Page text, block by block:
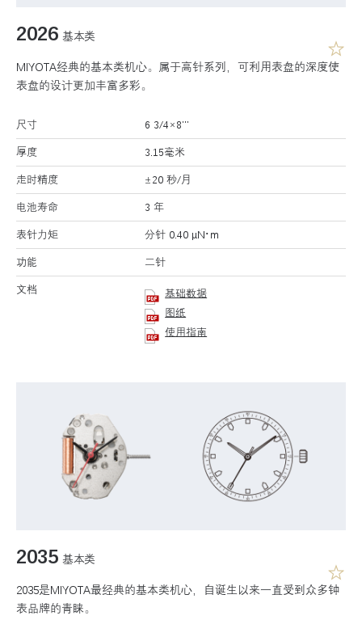
2026 基本类
MIYOTA经典的基本类机心。属于高针系列，可利用表盘的深度使
表盘的设计更加丰富多彩。
尺寸 6 3/4×8’’’
厚度 3.15毫米
走时精度 ±20 秒/月
电池寿命 3 年
表针力矩 分针 0.40 μN･m
功能 二针
文档
基础数据
图纸
使用指南
2035 基本类
2035是MIYOTA最经典的基本类机心，自诞生以来一直受到众多钟
表品牌的青睐。